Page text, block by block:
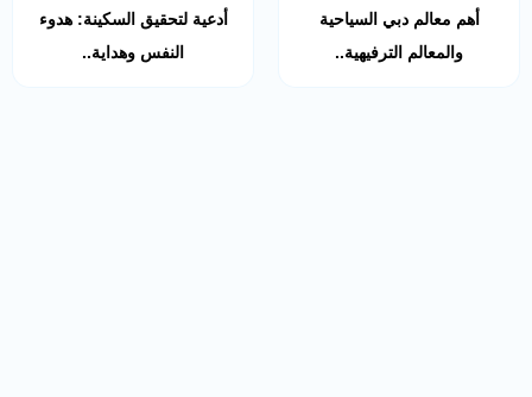
أهم معالم دبي السياحية
والمعالم الترفيهية..
أدعية لتحقيق السكينة: هدوء
النفس وهداية..